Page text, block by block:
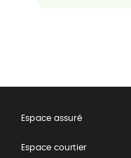
Espace assuré
Espace courtier